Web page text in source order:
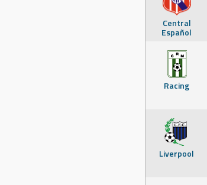
Central
Español
Racing
Liverpool